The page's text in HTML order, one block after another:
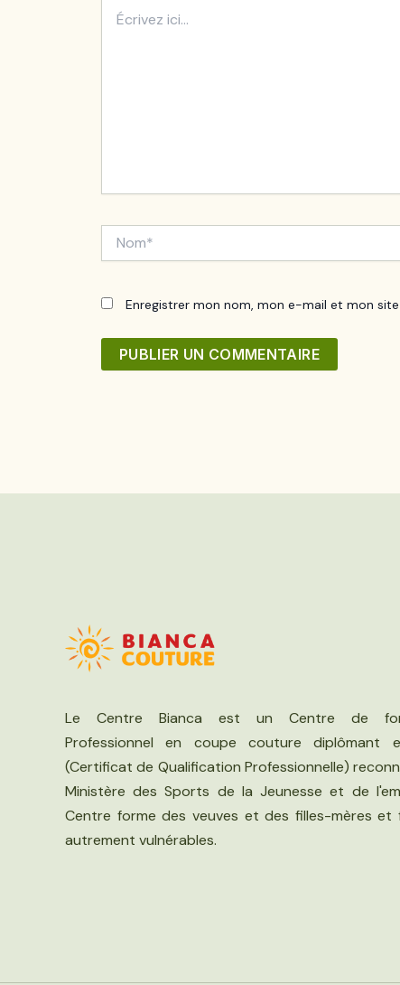
ici…
Enregistrer mon nom, mon e-mail et mon
Le Centre Bianca est un Centre de
Professionnel en coupe couture diplômant
(Certificat de Qualification Professionnelle)
Ministère des Sports de la Jeunesse et de
Centre forme des veuves et des filles-mères et
autrement vulnérables.